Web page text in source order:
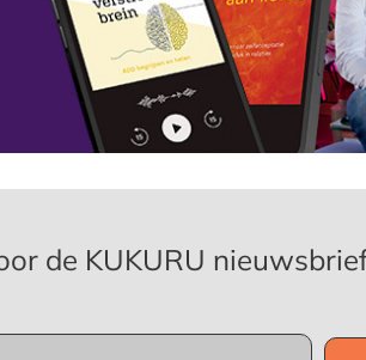
de KUKURU